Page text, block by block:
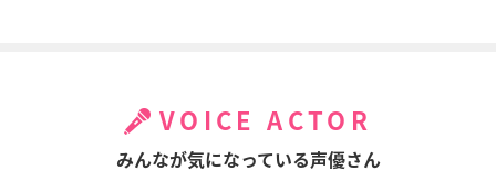
VOICE ACTOR
みんなが気になっている声優さん